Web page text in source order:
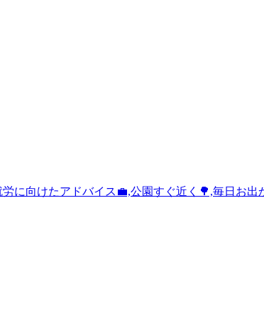
に向けたアドバイス💼,公園すぐ近く🌳,毎日お出